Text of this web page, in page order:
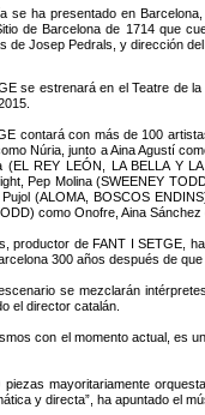
se ha presentado en
de Barcelona de 1714 que
de Josep Pedrals, y dirección
se estrenará en el Teatre de
contará con más de 100
Núria, junto a Aina Agustí
(EL REY LEÓN, LA BELLA Y
Pep Molina (SWEENEY
(ALOMA, BOSCOS
como Onofre, Aina
productor de FANT I SETGE,
300 años después de que
se mezclarán
el director catalán.
con el momento actual, es
mayoritariamente
y directa”, ha apuntado el